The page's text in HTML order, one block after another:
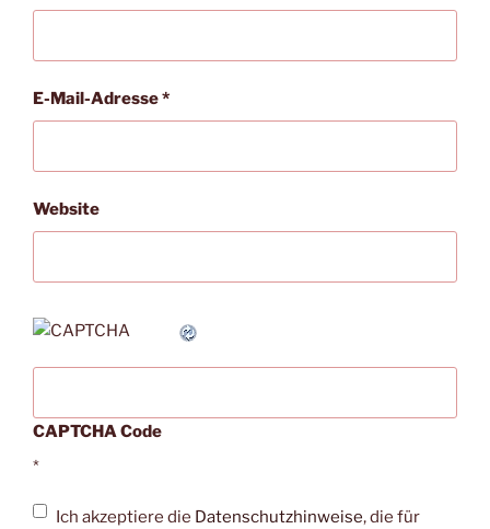
E-Mail-Adresse*
Website
CAPTCHA Code
*
Ich akzeptiere die Datenschutzhinweise, die für